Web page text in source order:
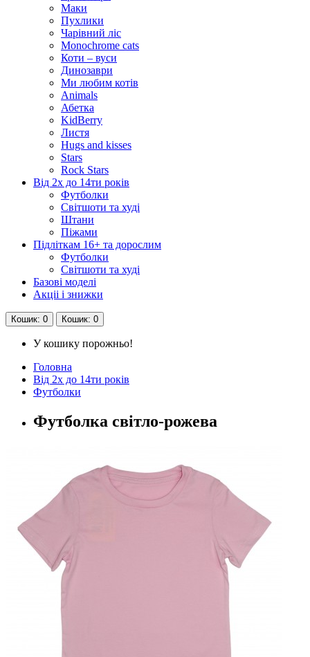
Маки
Пухлики
Чарівний ліс
Monochrome cats
Коти – вуси
Динозаври
Ми любим котів
Animals
Абетка
KidBerry
Листя
Hugs and kisses
Stars
Rock Stars
Від 2х до 14ти років
Футболки
Світшоти та худі
Штани
Піжами
Підліткам 16+ та дорослим
Футболки
Світшоти та худі
Базові моделі
Акціі і знижки
Кошик: 0 Кошик: 0
У кошику порожньо!
Головна
Від 2х до 14ти років
Футболки
Футболка світло-рожева